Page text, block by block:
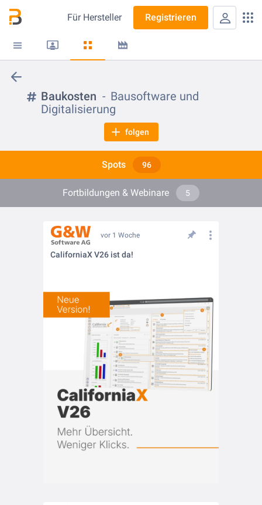
Für Hersteller Registrieren
Baukosten
Bausoftware und
Digitalisierung
folgen
Spots 96
Fortbildungen & Webinare 5
vor 1 Woche
CaliforniaX V26 ist da!